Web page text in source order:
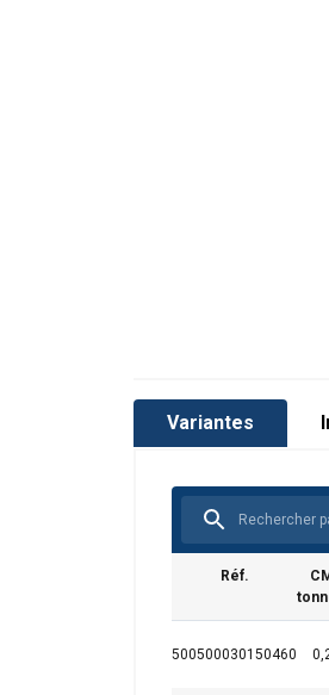
Variantes
Réf.
500500030150460